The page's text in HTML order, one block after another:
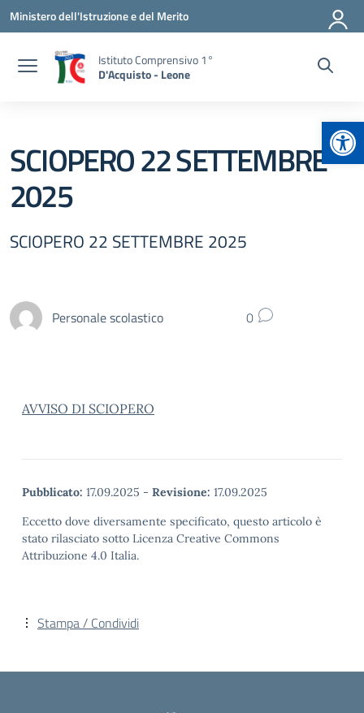
Vai ai contenuti
Vai al menu di navigazione
Vai al footer
Ministero dell'Istruzione e del Merito
Istituto Comprensivo 1°
D'Acquisto - Leone
SCIOPERO 22 SETTEMBRE
2025
SCIOPERO 22 SETTEMBRE 2025
Personale scolastico 0
AVVISO DI SCIOPERO
Pubblicato: 17.09.2025 - Revisione: 17.09.2025
Eccetto dove diversamente specificato, questo articolo è
stato rilasciato sotto Licenza Creative Commons
Attribuzione 4.0 Italia.
Stampa / Condividi